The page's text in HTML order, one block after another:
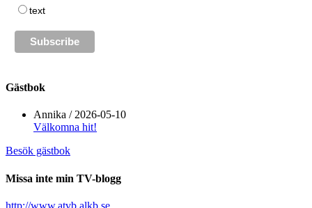
text
Gästbok
Annika / 2026-05-10
Välkomna hit!
Besök gästbok
Missa inte min TV-blogg
http://www.atvb.alkb.se